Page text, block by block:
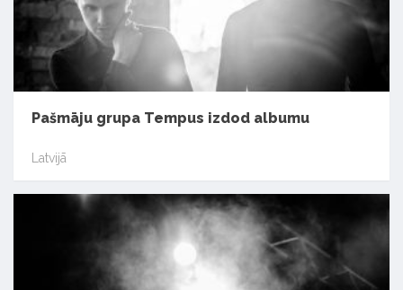
Pašmāju grupa Tempus izdod albumu
Latvijā